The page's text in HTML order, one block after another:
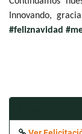
Innovando,
#feliznavidad